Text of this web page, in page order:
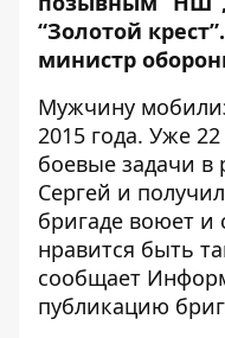
“Золотой
министр
Мужчину
2015 года. Уже
боевые задачи в
Сергей и
бригаде воюет и
нравится быть
сообщает
публикацию